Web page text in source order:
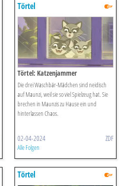
Törtel
Törtel: Katzenjammer
Die drei Waschbär-Mädchen sind neidisch
auf Maunzi, weil sie so viel Spielzeug hat. Sie
brechen in Maunzis zu Hause ein und
hinterlassen Chaos.
02-04-2024 ZDF
Alle Folgen
Törtel